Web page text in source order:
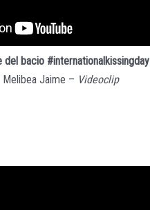
del bacio #internationalkissingday
Jaime – Videoclip